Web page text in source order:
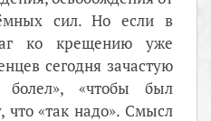
сил. Но если в
ко крещению уже
сегодня зачастую
болел», «чтобы был
что «так надо». Смысл